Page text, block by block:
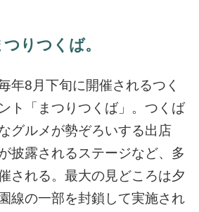
りつくば。
年8月下旬に開催されるつく
ト「まつりつくば」。つくば
グルメが勢ぞろいする出店
披露されるステージなど、多
される。最大の見どころは夕
線の一部を封鎖して実施され